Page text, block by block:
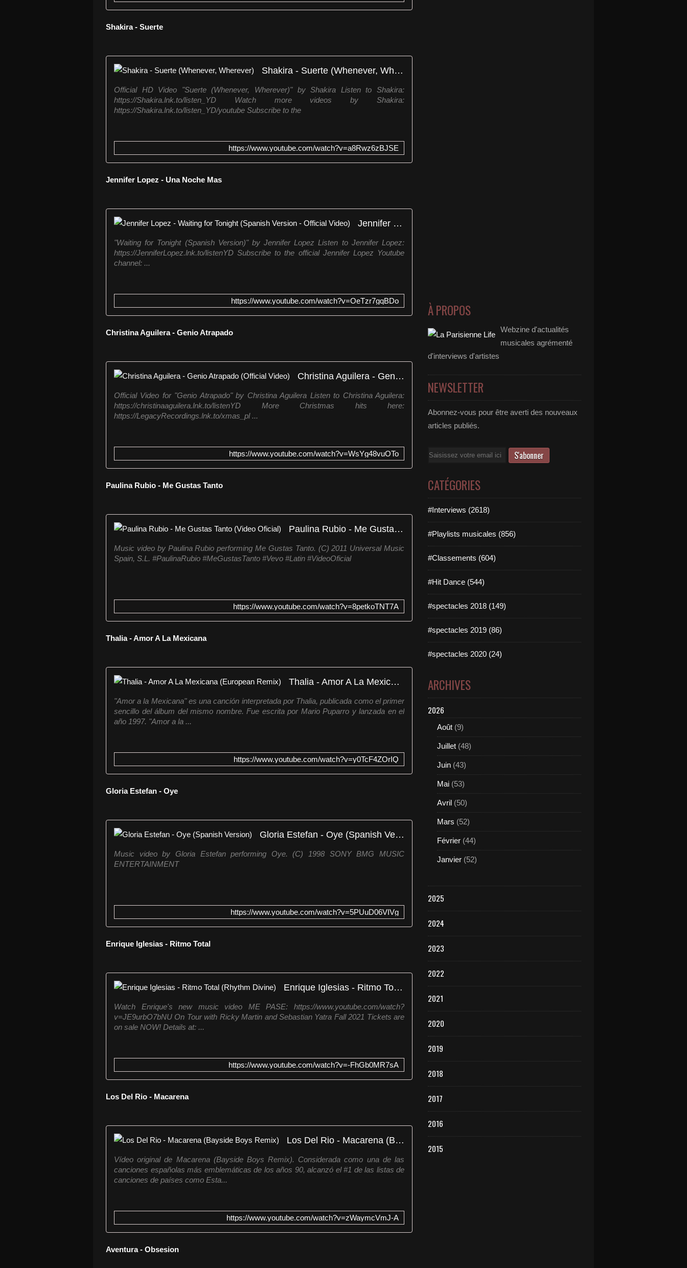
Shakira - Suerte
Shakira - Suerte (Whenever, Wherever)
Official HD Video "Suerte (Whenever, Wherever)" by Shakira Listen to Shakira:
https://Shakira.lnk.to/listen_YD Watch more videos by Shakira:
https://Shakira.lnk.to/listen_YD/youtube Subscribe to the
https://www.youtube.com/watch?v=a8Rwz6zBJSE
Jennifer Lopez - Una Noche Mas
Jennifer Lopez - Waiting for Tonight (Spanish Version - Official Video)
"Waiting for Tonight (Spanish Version)" by Jennifer Lopez Listen to Jennifer Lopez:
https://JenniferLopez.lnk.to/listenYD Subscribe to the official Jennifer Lopez Youtube
channel: ...
https://www.youtube.com/watch?v=OeTzr7gqBDo
Christina Aguilera - Genio Atrapado
Christina Aguilera - Genio Atrapado (Official Video)
Official Video for "Genio Atrapado" by Christina Aguilera Listen to Christina Aguilera:
https://christinaaguilera.lnk.to/listenYD More Christmas hits here:
https://LegacyRecordings.lnk.to/xmas_pl ...
https://www.youtube.com/watch?v=WsYg48vuOTo
Paulina Rubio - Me Gustas Tanto
Paulina Rubio - Me Gustas Tanto (Video Oficial)
Music video by Paulina Rubio performing Me Gustas Tanto. (C) 2011 Universal Music
Spain, S.L. #PaulinaRubio #MeGustasTanto #Vevo #Latin #VideoOficial
https://www.youtube.com/watch?v=8petkoTNT7A
Thalia - Amor A La Mexicana
Thalia - Amor A La Mexicana (European Remix)
"Amor a la Mexicana" es una canción interpretada por Thalia, publicada como el primer
sencillo del álbum del mismo nombre. Fue escrita por Mario Puparro y lanzada en el
año 1997. "Amor a la ...
https://www.youtube.com/watch?v=y0TcF4ZOrIQ
Gloria Estefan - Oye
Gloria Estefan - Oye (Spanish Version)
Music video by Gloria Estefan performing Oye. (C) 1998 SONY BMG MUSIC
ENTERTAINMENT
https://www.youtube.com/watch?v=5PUuD06VIVg
Enrique Iglesias - Ritmo Total
Enrique Iglesias - Ritmo Total (Rhythm Divine)
Watch Enrique's new music video ME PASE: https://www.youtube.com/watch?
v=JE9urbO7bNU On Tour with Ricky Martin and Sebastian Yatra Fall 2021 Tickets are
on sale NOW! Details at: ...
https://www.youtube.com/watch?v=-FhGb0MR7sA
Los Del Rio - Macarena
Los Del Rio - Macarena (Bayside Boys Remix)
Vídeo original de Macarena (Bayside Boys Remix). Considerada como una de las
canciones españolas más emblemáticas de los años 90, alcanzó el #1 de las listas de
canciones de países como Esta...
https://www.youtube.com/watch?v=zWaymcVmJ-A
Aventura - Obsesion
À PROPOS
Webzine d'actualités
musicales agrémenté
d'interviews d'artistes
NEWSLETTER
Abonnez-vous pour être averti des nouveaux
articles publiés.
Email
CATÉGORIES
#Interviews (2618)
#Playlists musicales (856)
#Classements (604)
#Hit Dance (544)
#spectacles 2018 (149)
#spectacles 2019 (86)
#spectacles 2020 (24)
ARCHIVES
2026
Août (9)
Juillet (48)
Juin (43)
Mai (53)
Avril (50)
Mars (52)
Février (44)
Janvier (52)
2025
2024
2023
2022
2021
2020
2019
2018
2017
2016
2015